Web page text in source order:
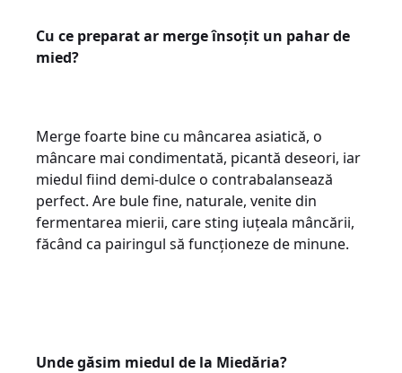
Cu ce preparat ar merge însoțit un pahar de
mied?
Merge foarte bine cu mâncarea asiatică, o
mâncare mai condimentată, picantă deseori, iar
miedul fiind demi-dulce o contrabalansează
perfect. Are bule fine, naturale, venite din
fermentarea mierii, care sting iuțeala mâncării,
făcând ca pairingul să funcționeze de minune.
Unde găsim miedul de la Miedăria?